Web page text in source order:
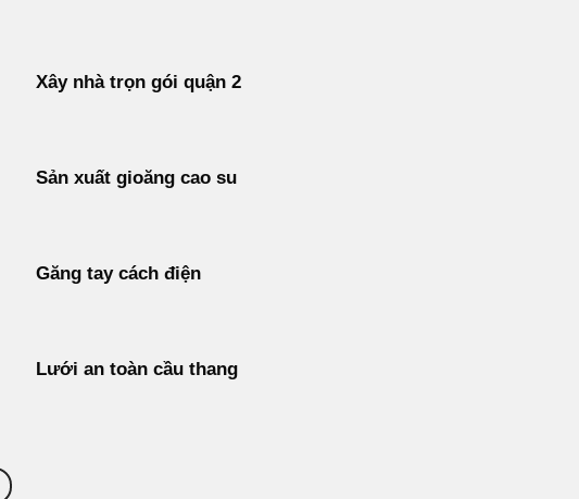
Xây nhà trọn gói quận 2
Sản xuất gioăng cao su
Găng tay cách điện
Lưới an toàn cầu thang